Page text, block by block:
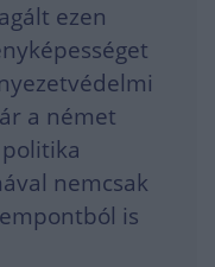
ezen
a német
nemcsak
is